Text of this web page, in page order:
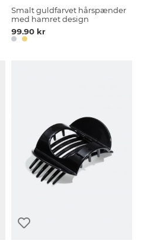
Smalt guldfarvet hårspænder
med hamret design
99.90 kr